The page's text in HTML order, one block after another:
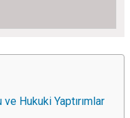
Hukuki Yaptırımlar